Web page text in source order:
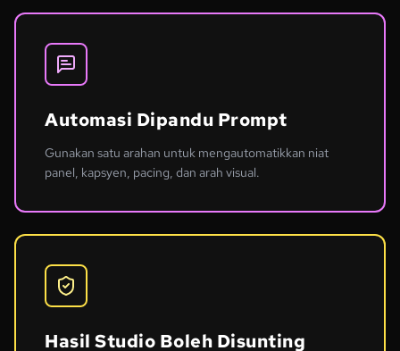
Automasi Dipandu Prompt
Gunakan satu arahan untuk mengautomatikkan niat
panel, kapsyen, pacing, dan arah visual.
Hasil Studio Boleh Disunting